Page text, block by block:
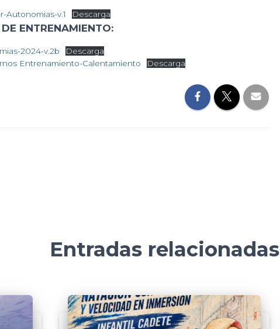
Autonomias-v.1 Descarga
ENTRENAMIENTO:
2024-v.2b
Descarga
Entrenamiento-Calentamiento
Descarga
Entradas relacionadas